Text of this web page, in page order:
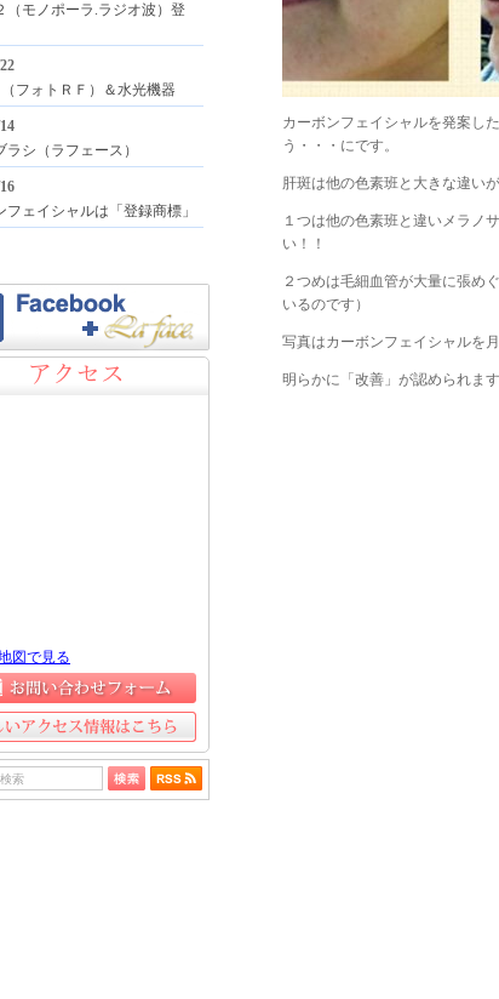
カーボンフェイシャルを発案し
う・・・にです。
肝斑は他の色素班と大きな違いが
１つは他の色素班と違いメラノ
い！！
２つめは毛細血管が大量に張め
いるのです）
写真はカーボンフェイシャルを
明らかに「改善」が認められます
（モノポーラ.ラジオ波）登
フォトＲＦ）＆水光機器
ラシ（ラフェース）
フェイシャルは「登録商標」
アクセス
図で見る